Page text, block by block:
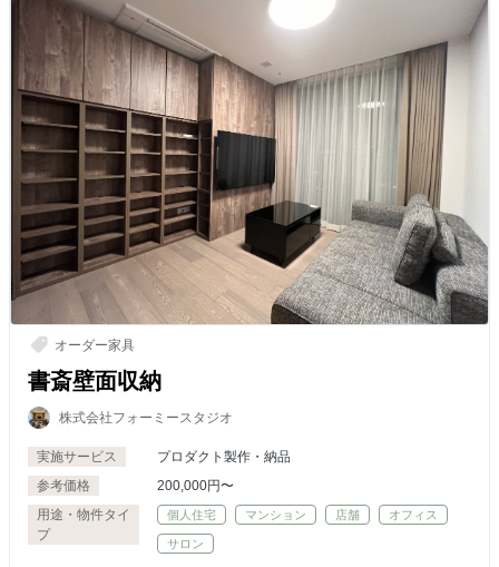
オーダー家具
書斎壁面収納
株式会社フォーミースタジオ
実施サービス
プロダクト製作・納品
参考価格
200,000円〜
用途・物件タイ
プ
個人住宅 マンション 店舗 オフィス
サロン